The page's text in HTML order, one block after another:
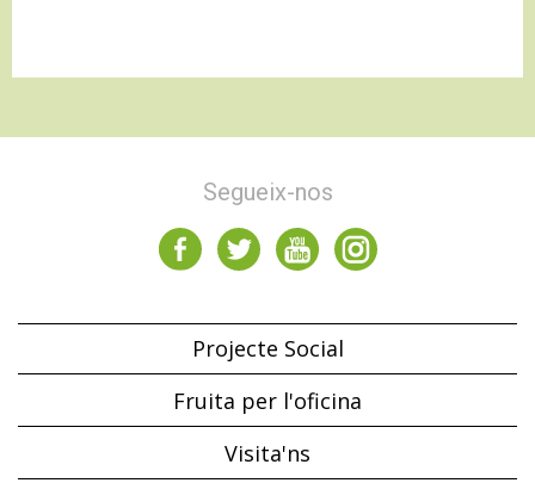
Segueix-nos
Projecte Social
Fruita per l'oficina
Visita'ns